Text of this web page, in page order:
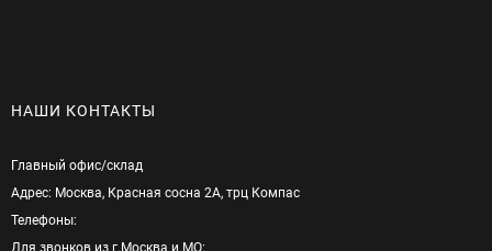
НАШИ КОНТАКТЫ
Главный офис/cклад
Адрес: Москва, Красная сосна 2А, трц Компас
Телефоны:
Для звонков из г.Москва и МО: